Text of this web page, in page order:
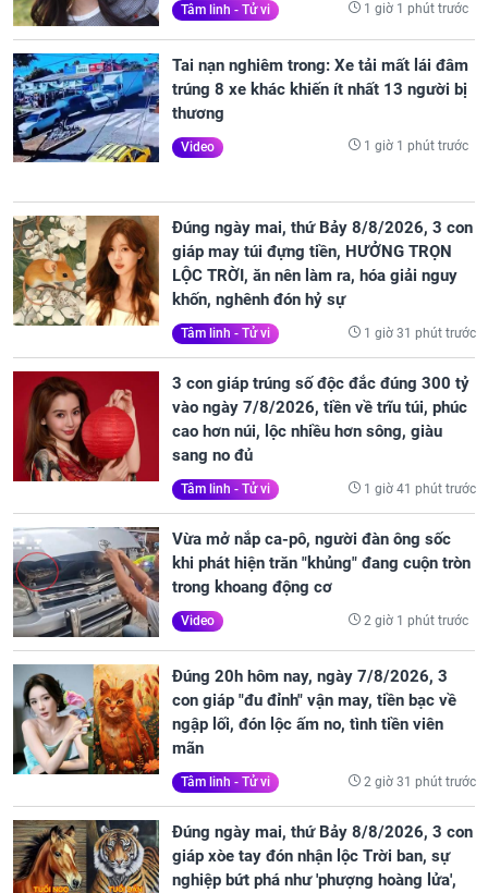
Tâm linh - Tử vi 1 giờ 1 phút trước
Tai nạn nghiêm trong: Xe tải mất lái đâm
trúng 8 xe khác khiến ít nhất 13 người bị
thương
Video 1 giờ 1 phút trước
Đúng ngày mai, thứ Bảy 8/8/2026, 3 con
giáp may túi đựng tiền, HƯỞNG TRỌN
LỘC TRỜI, ăn nên làm ra, hóa giải nguy
khốn, nghênh đón hỷ sự
Tâm linh - Tử vi 1 giờ 31 phút trước
3 con giáp trúng số độc đắc đúng 300 tỷ
vào ngày 7/8/2026, tiền về trĩu túi, phúc
cao hơn núi, lộc nhiều hơn sông, giàu
sang no đủ
Tâm linh - Tử vi 1 giờ 41 phút trước
Vừa mở nắp ca-pô, người đàn ông sốc
khi phát hiện trăn "khủng" đang cuộn tròn
trong khoang động cơ
Video 2 giờ 1 phút trước
Đúng 20h hôm nay, ngày 7/8/2026, 3
con giáp "đu đỉnh" vận may, tiền bạc về
ngập lối, đón lộc ấm no, tình tiền viên
mãn
Tâm linh - Tử vi 2 giờ 31 phút trước
Đúng ngày mai, thứ Bảy 8/8/2026, 3 con
giáp xòe tay đón nhận lộc Trời ban, sự
nghiệp bứt phá như 'phượng hoàng lửa',